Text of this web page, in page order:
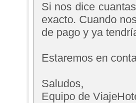
Si nos dice
exacto. Cuando
de pago y ya
Estaremos en
Saludos,
Equipo de